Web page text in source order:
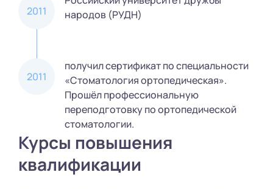
2011
народов (РУДН)
2011
получил сертификат по специальности
«Стоматология ортопедическая».
Прошёл профессиональную
переподготовку по ортопедической
стоматологии.
Курсы повышения
квалификации